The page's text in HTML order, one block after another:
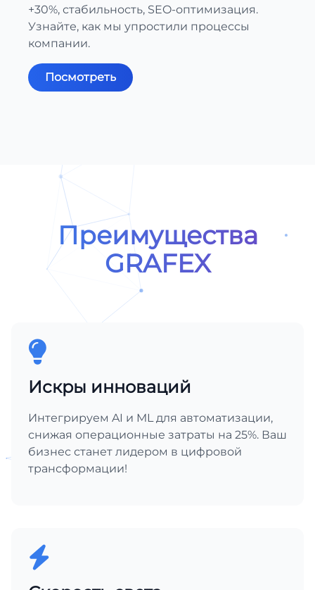
+30%, стабильность, SEO-оптимизация.
Узнайте, как мы упростили процессы
компании.
Посмотреть
Преимущества
GRAFEX
Искры инноваций
Интегрируем AI и ML для автоматизации,
снижая операционные затраты на 25%. Ваш
бизнес станет лидером в цифровой
трансформации!